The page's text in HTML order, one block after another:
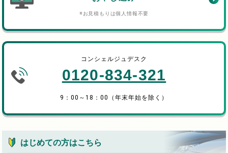
※お見積もりは個人情報不要
コンシェルジュデスク
0120-834-321
9：00～18：00（年末年始を除く）
はじめての方はこちら